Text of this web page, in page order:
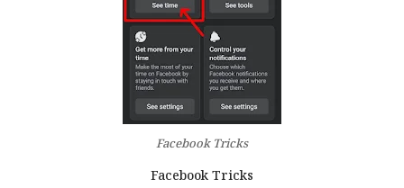
Facebook Tricks
Facebook Tricks